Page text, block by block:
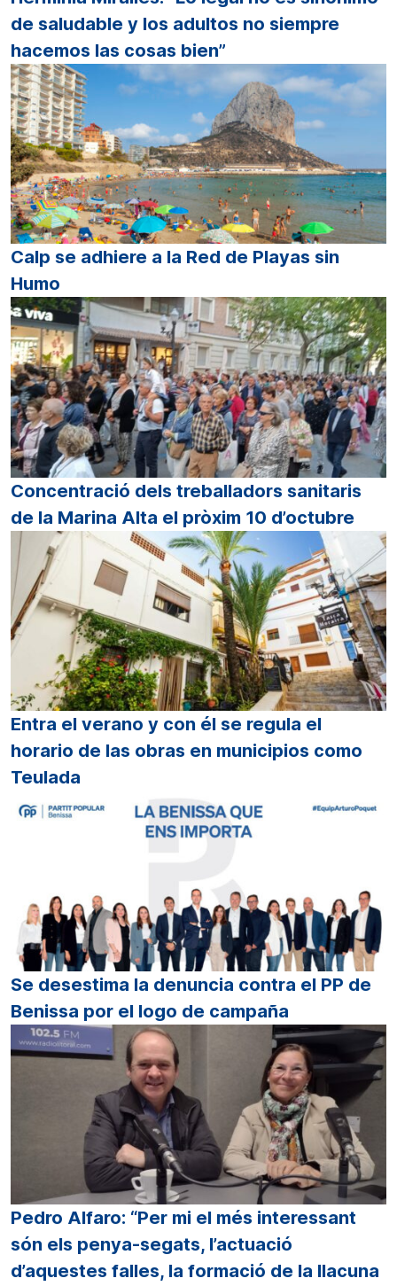
de saludable y los adultos no siempre
hacemos las cosas bien”
Calp se adhiere a la Red de Playas sin
Humo
Concentració dels treballadors sanitaris
de la Marina Alta el pròxim 10 d’octubre
Entra el verano y con él se regula el
horario de las obras en municipios como
Teulada
Se desestima la denuncia contra el PP de
Benissa por el logo de campaña
Pedro Alfaro: “Per mi el més interessant
són els penya-segats, l’actuació
d’aquestes falles, la formació de la llacuna